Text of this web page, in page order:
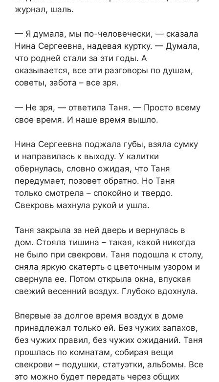
журнал, шаль.
— Я думала, мы по-человечески, — сказала
Нина Сергеевна, надевая куртку. — Думала,
что родней стали за эти годы. А
оказывается, все эти разговоры по душам,
советы, забота – все зря.
— Не зря, — ответила Таня. — Просто всему
свое время. И наше время вышло.
Нина Сергеевна поджала губы, взяла сумку
и направилась к выходу. У калитки
обернулась, словно ожидая, что Таня
передумает, позовет обратно. Но Таня
только смотрела – спокойно и твердо.
Свекровь махнула рукой и ушла.
Таня закрыла за ней дверь и вернулась в
дом. Стояла тишина – такая, какой никогда
не было при свекрови. Таня подошла к столу,
сняла яркую скатерть с цветочным узором и
свернула ее. Потом открыла окна, впуская
свежий весенний воздух. Глубоко вдохнула.
Впервые за долгое время воздух в доме
принадлежал только ей. Без чужих запахов,
без чужих правил, без чужих ожиданий. Таня
прошлась по комнатам, собирая вещи
свекрови – подушки, статуэтки, альбомы. Все
это можно будет передать через общих